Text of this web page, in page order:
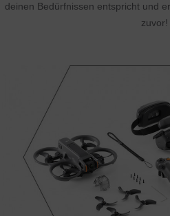
deinen Bedürfnissen entspricht und
zuvor!